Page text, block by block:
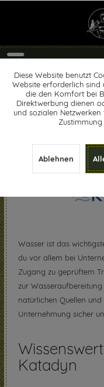
Menü
Katadyn
Wasser ist das
du vor allem bei
Zugang zu geprüftem
zur
natürlichen Quellen
Unternehmung sicher
Katadyn
Diese Website benutzt
Website erforderlich sind
die den Komfort bei
Direktwerbung dienen
und sozialen
Zustimmung
Ablehnen